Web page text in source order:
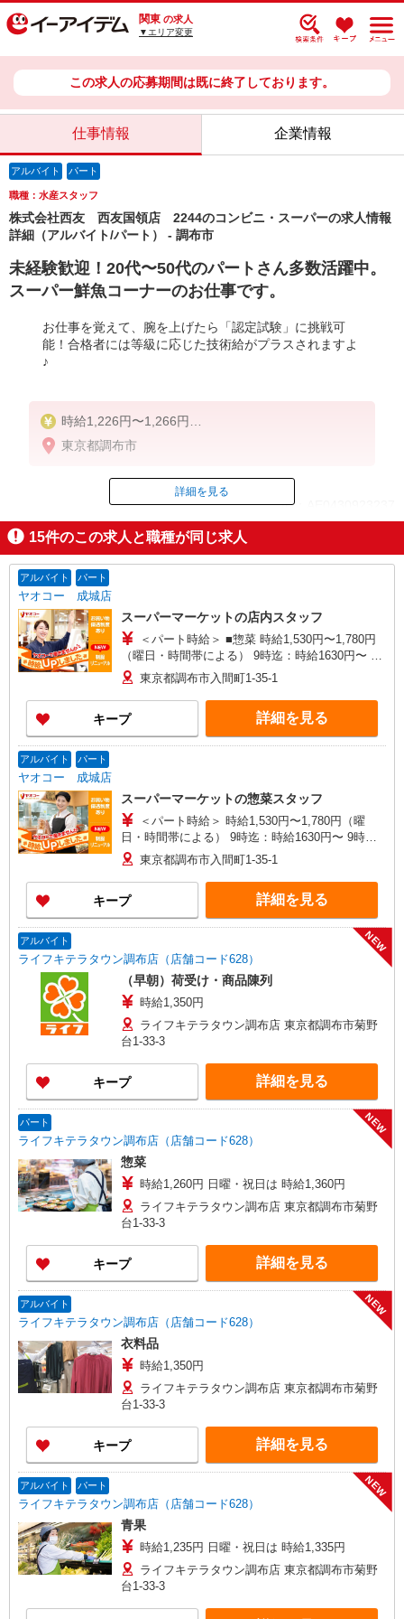
関東 の求人
▼エリア変更
この求人の応募期間は既に終了しております。
仕事情報 企業情報
アルバイト パート
職種：水産スタッフ
株式会社西友 西友国領店 2244のコンビニ・スーパーの求人情報
詳細（アルバイト/パート） - 調布市
未経験歓迎！20代〜50代のパートさん多数活躍中。
スーパー鮮魚コーナーのお仕事です。
お仕事を覚えて、腕を上げたら「認定試験」に挑戦可
能！合格者には等級に応じた技術給がプラスされますよ
♪
時給1,226円〜1,266円
5-8時 1266円
19-22時 1266円
22-5時 1583円（深夜手当含む）
土日／10円
※給与幅は時間帯による
東京都調布市
ID：AE0430923237
掲載期間終了
詳細を見る
15件のこの求人と職種が同じ求人
アルバイト パート
ヤオコー 成城店
スーパーマーケットの店内スタッフ
＜パート時給＞ ■惣菜 時給1,530円〜1,780円
（曜日・時間帯による） 9時迄：時給1630円〜 9
時以降：時給1530円〜 16時以降：時給1680円〜
★土曜＋100円 ★日・祝＋100円 ※アルバイトさ
んの時給や募集内容はお問い合わせください
東京都調布市入間町1-35-1
キープ 詳細を見る
アルバイト パート
ヤオコー 成城店
スーパーマーケットの惣菜スタッフ
＜パート時給＞ 時給1,530円〜1,780円（曜
日・時間帯による） 9時迄：時給1630円〜 9時以
降：時給1530円〜 16時以降：時給1680円〜 ★土
曜＋100円 ★日・祝＋100円 ※アルバイトさんの
時給や募集内容はお問い合わせください
東京都調布市入間町1-35-1
キープ 詳細を見る
アルバイト
ライフキテラタウン調布店（店舗コード628）
NEW
（早朝）荷受け・商品陳列
時給1,350円
ライフキテラタウン調布店 東京都調布市菊野
台1-33-3
キープ 詳細を見る
パート
ライフキテラタウン調布店（店舗コード628）
NEW
惣菜
時給1,260円 日曜・祝日は 時給1,360円
ライフキテラタウン調布店 東京都調布市菊野
台1-33-3
キープ 詳細を見る
アルバイト
ライフキテラタウン調布店（店舗コード628）
NEW
衣料品
時給1,350円
ライフキテラタウン調布店 東京都調布市菊野
台1-33-3
キープ 詳細を見る
アルバイト パート
ライフキテラタウン調布店（店舗コード628）
NEW
青果
時給1,235円 日曜・祝日は 時給1,335円
ライフキテラタウン調布店 東京都調布市菊野
台1-33-3